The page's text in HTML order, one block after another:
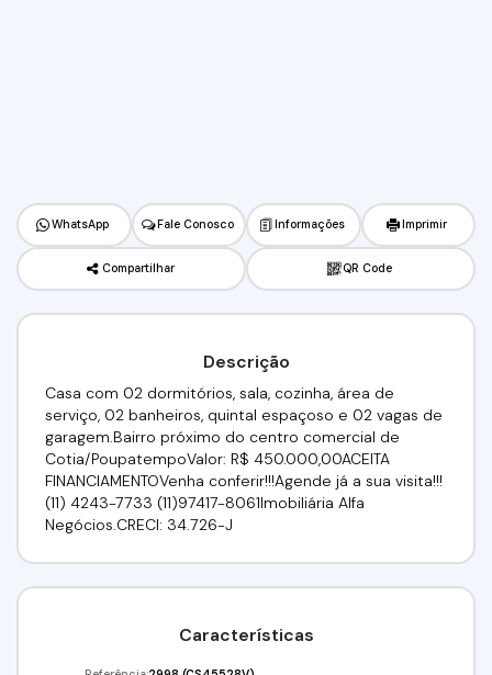
WhatsApp Fale Conosco Informações Imprimir
Compartilhar QR Code
Descrição
Casa com 02 dormitórios, sala, cozinha, área de
serviço, 02 banheiros, quintal espaçoso e 02 vagas de
garagem.Bairro próximo do centro comercial de
Cotia/PoupatempoValor: R$ 450.000,00ACEITA
FINANCIAMENTOVenha conferir!!!Agende já a sua visita!!!
(11) 4243-7733 (11)97417-8061Imobiliária Alfa
Negócios.CRECI: 34.726-J
Características